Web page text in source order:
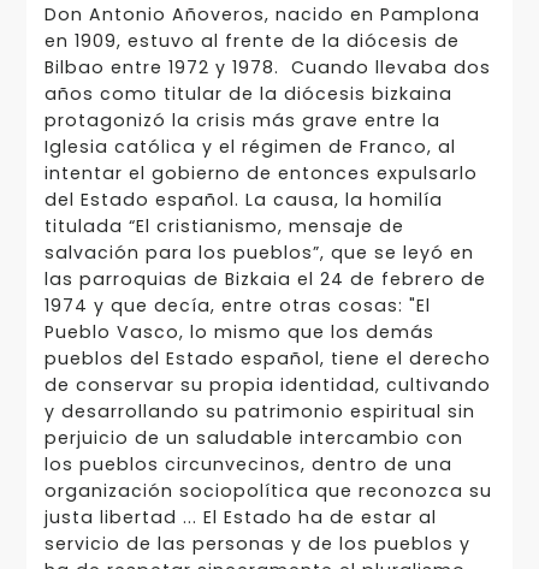
Don Antonio Añoveros, nacido en Pamplona
en 1909, estuvo al frente de la diócesis de
Bilbao entre 1972 y 1978. Cuando llevaba dos
años como titular de la diócesis bizkaina
protagonizó la crisis más grave entre la
Iglesia católica y el régimen de Franco, al
intentar el gobierno de entonces expulsarlo
del Estado español. La causa, la homilía
titulada “El cristianismo, mensaje de
salvación para los pueblos”, que se leyó en
las parroquias de Bizkaia el 24 de febrero de
1974 y que decía, entre otras cosas: "El
Pueblo Vasco, lo mismo que los demás
pueblos del Estado español, tiene el derecho
de conservar su propia identidad, cultivando
y desarrollando su patrimonio espiritual sin
perjuicio de un saludable intercambio con
los pueblos circunvecinos, dentro de una
organización sociopolítica que reconozca su
justa libertad ... El Estado ha de estar al
servicio de las personas y de los pueblos y